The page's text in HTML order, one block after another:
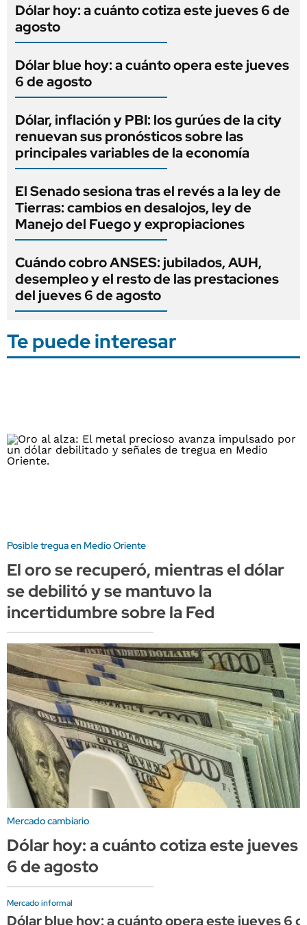
Dólar hoy: a cuánto cotiza este jueves 6 de
agosto
Dólar blue hoy: a cuánto opera este jueves
6 de agosto
Dólar, inflación y PBI: los gurúes de la city
renuevan sus pronósticos sobre las
principales variables de la economía
El Senado sesiona tras el revés a la ley de
Tierras: cambios en desalojos, ley de
Manejo del Fuego y expropiaciones
Cuándo cobro ANSES: jubilados, AUH,
desempleo y el resto de las prestaciones
del jueves 6 de agosto
Te puede interesar
Posible tregua en Medio Oriente
El oro se recuperó, mientras el dólar
se debilitó y se mantuvo la
incertidumbre sobre la Fed
Mercado cambiario
Dólar hoy: a cuánto cotiza este jueves
6 de agosto
Mercado informal
Dólar blue hoy: a cuánto opera este jueves 6